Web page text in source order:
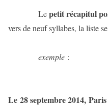
Lepetit récapitul
vers de neuf syllabes, la liste
exemple :
Le 28 septembre 2014, Paris